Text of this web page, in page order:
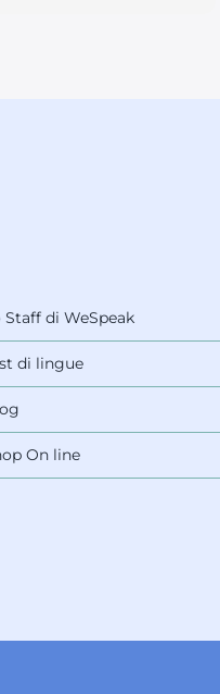
Staff di WeSpeak
di lingue
On line